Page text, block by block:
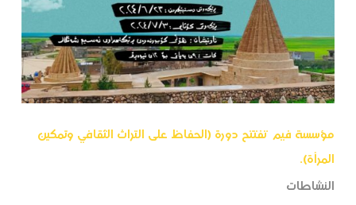
مؤسسة فيم تفتتح دورة (الحفاظ على التراث الثقافي وتمكين
المرأة).
النشاطات